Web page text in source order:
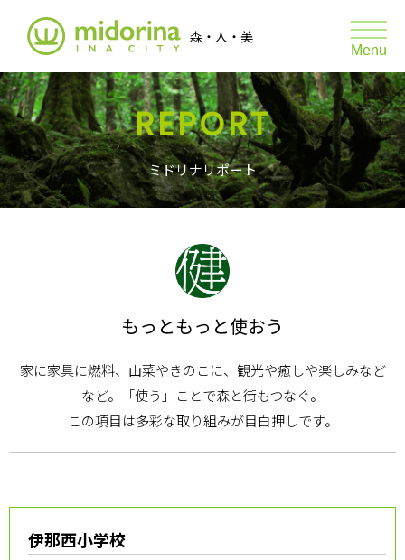
伊那市森林サポートプロジェクト
森・人・美
toggle
Menu
森JOY
森のマルシェ
たき火の日
たき火の日 あそびと学び
ABOUT
GRAPH
QUALITY
（伊那市50年の森林推進課）
森でのビジネスをお考えの方はこちら
REPORT
ミドリナリポート
もっともっと使おう
家に家具に燃料、山菜やきのこに、観光や癒しや楽しみなど
など。「使う」ことで森と街もつなぐ。
この項目は多彩な取り組みが目白押しです。
伊那西小学校